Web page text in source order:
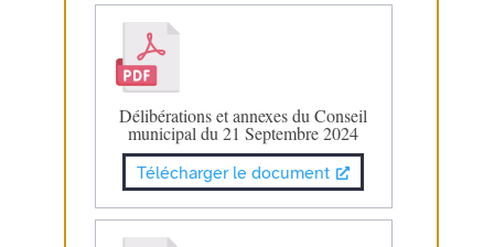
Délibérations et annexes du Conseil
municipal du 21 Septembre 2024
Télécharger le document